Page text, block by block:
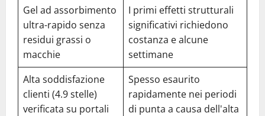
Gel ad assorbimento
ultra-rapido senza
residui grassi o
macchie
I primi effetti strutturali
significativi richiedono
costanza e alcune
settimane
Alta soddisfazione
clienti (4.9 stelle)
verificata su portali
Spesso esaurito
rapidamente nei periodi
di punta a causa dell'alta